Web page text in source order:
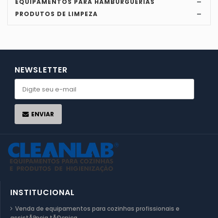
EQUIPAMENTOS PARA HAMBURGUERIAS
PRODUTOS DE LIMPEZA
NEWSLETTER
ENVIAR
INSTITUCIONAL
Venda de equipamentos para cozinhas profissionais e